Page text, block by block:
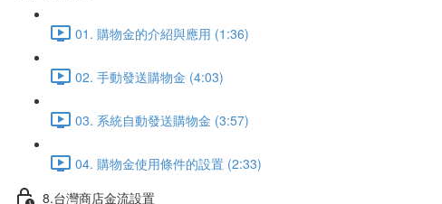
01. 購物金的介紹與應用 (1:36)
02. 手動發送購物金 (4:03)
03. 系統自動發送購物金 (3:57)
04. 購物金使用條件的設置 (2:33)
8.台灣商店金流設置